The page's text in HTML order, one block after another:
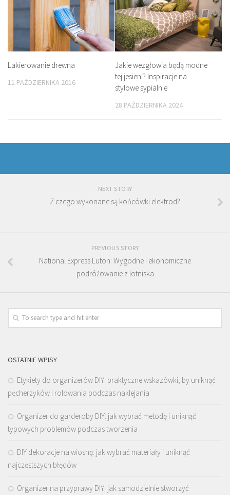
Lakierowanie drewna
11 PAŹDZIERNIKA 2016
Jakie wezgłowia będą modne
tej jesieni? Inspiracje na
stylowe sypialnie
28 PAŹDZIERNIKA 2024
NEXT STORY
Z czego wykonane są końcówki elektrod?
PREVIOUS STORY
National Express Luton: Wygodne i ekonomiczne
podróżowanie z lotniska
OSTATNIE WPISY
Etykiety do organizerów DIY: praktyczne wskazówki, by uniknąć
pęcherzyków i rolowania podczas naklejania
Organizer do garderoby DIY: jak wybrać metodę i uniknąć
typowych problemów podczas tworzenia
DIY dekoracje na wiosnę: jak wybrać materiały i uniknąć
najczęstszych błędów
Organizer na przyprawy DIY: jak samodzielnie stworzyć